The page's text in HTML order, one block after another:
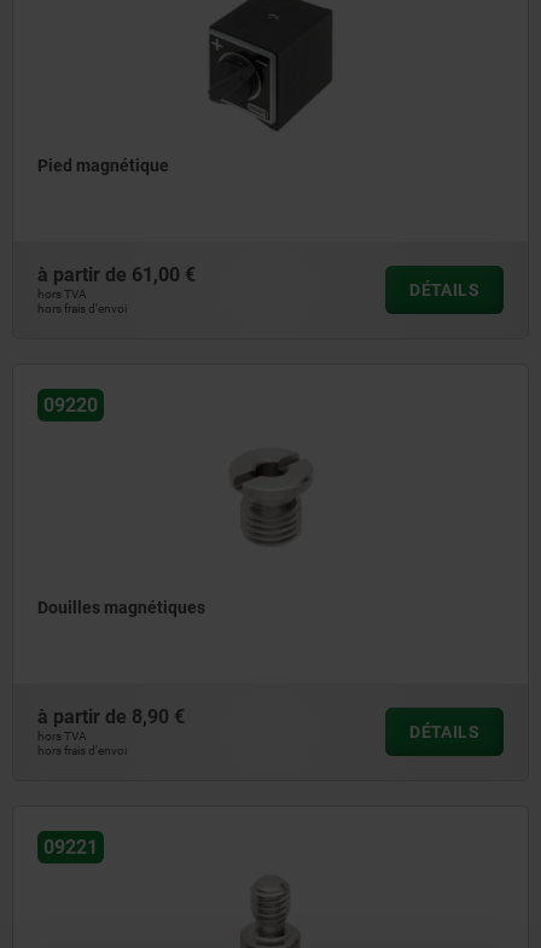
Pied magnétique
à partir de 61,00 €
hors TVA
hors frais d’envoi
DÉTAILS
09220
Douilles magnétiques
à partir de 8,90 €
hors TVA
hors frais d’envoi
DÉTAILS
09221